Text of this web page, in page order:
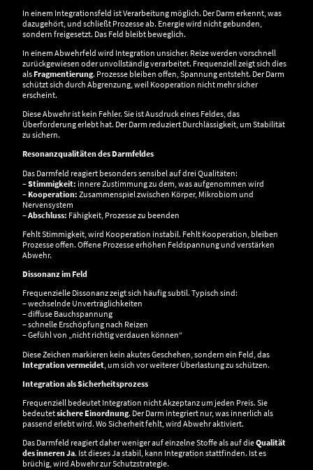
In einem Integrationsfeld ist Verarbeitung möglich. Der Darm erkennt, was
dazugehört, und schließt Prozesse ab. Energie wird nicht gebunden,
sondern freigesetzt. Das Feld bleibt beweglich.
In einem Abwehrfeld wird Integration unsicher. Reize werden vorschnell
zurückgewiesen oder unvollständig verarbeitet. Frequenziell zeigt sich dies
als Fragmentierung. Prozesse bleiben offen, Spannung entsteht. Der Darm
schützt sich durch Abgrenzung, weil Kooperation nicht mehr sicher
erscheint.
Diese Abwehr ist kein Fehler. Sie ist Ausdruck eines Feldes, das
Überforderung erlebt hat. Der Darm reduziert Durchlässigkeit, um Stabilität
zu sichern.
Resonanzqualitäten des Darmfeldes
Das Darmfeld reagiert besonders sensibel auf drei Qualitäten:
– Stimmigkeit: innere Zustimmung zu dem, was aufgenommen wird
– Kooperation: Zusammenspiel zwischen Körper, Mikrobiom und
Nervensystem
–Abschluss: Fähigkeit, Prozesse zu beenden
Fehlt Stimmigkeit, wird Kooperation instabil. Fehlt Kooperation, bleiben
Prozesse offen. Offene Prozesse erhöhen Feldspannung und verstärken
Abwehr.
Dissonanz im Feld
Frequenzielle Dissonanz zeigt sich häufig subtil. Typisch sind:
– wechselnde Unverträglichkeiten
– diffuse Bauchspannung
– schnelle Erschöpfung nach Reizen
– Gefühl von „nicht richtig verdauen können“
Diese Zeichen markieren kein akutes Geschehen, sondern ein Feld, das
Integration vermeidet , um sich vor weiterer Überlastung zu schützen.
Integration als Sicherheitsprozess
Frequenziell bedeutet Integration nicht Akzeptanz um jeden Preis. Sie
bedeutetsichere Einordnung. Der Darm integriert nur, was innerlich als
passend erlebt wird. Wo Sicherheit fehlt, wird Abwehr aktiviert.
Das Darmfeld reagiert daher weniger auf einzelne Stoffe als auf dieQualität
des inneren Ja. Ist dieses Ja stabil, kann Integration stattfinden. Ist es
brüchig, wird Abwehr zur Schutzstrategie.